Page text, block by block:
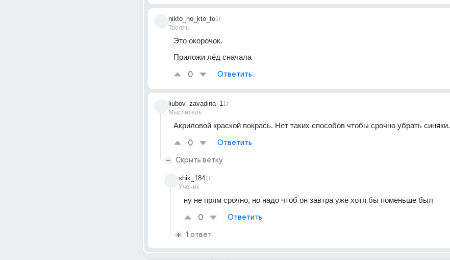
nikto_no_kto_to
Тролль
1г
Это окорочок.
Приложи лёд сначала
0 Ответить
liubov_zavadina_1
Мыслитель
1г
Акриловой краской покрась. Нет таких способов чтобы срочно убрать синяки.
0 Ответить
Скрыть ветку
shik_184
Ученик
1г
ну не прям срочно, но надо чтоб он завтра уже хотя бы поменьше был
0 Ответить
1 ответ